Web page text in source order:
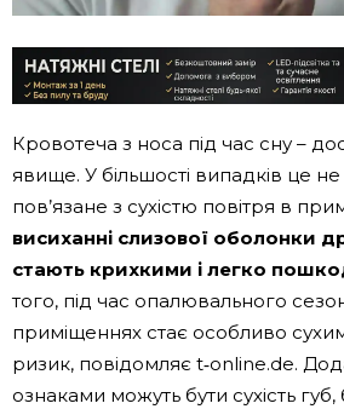
Кровотеча з носа під час сну –
явище. У більшості випадків це
пов’язане з сухістю повітря в
висиханні слизової оболонки
стають крихкими і легко
того, під час опалювального
приміщеннях стає особливо
ризик, повідомляє t‑online.de.
ознаками можуть бути сухість губ,